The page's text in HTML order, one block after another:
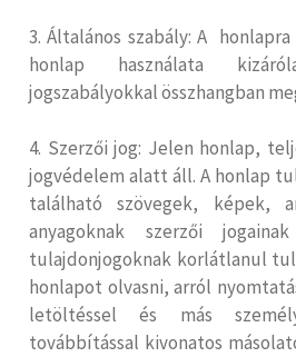
3. Általános szabály: A
honlap használata
jogszabályokkal összhangban
4. Szerzői jog: Jelen honlap,
jogvédelem alatt áll. A honlap
található szövegek, képek,
anyagoknak szerzői
tulajdonjogoknak korlátlanul
honlapot olvasni, arról
letöltéssel és más
továbbítással kivonatos